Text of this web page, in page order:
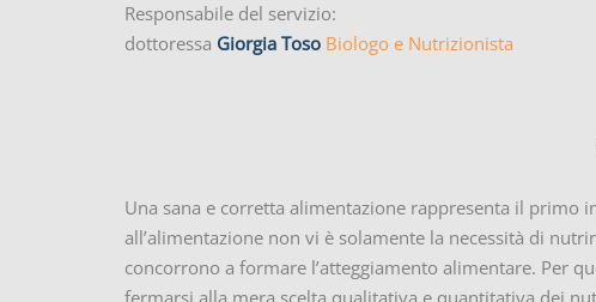
Responsabile del servizio:
dottoressa Giorgia Toso Biologo e Nutrizionista
Una sana e corretta alimentazione rappresenta il primo
all’alimentazione non vi è solamente la necessità di
concorrono a formare l’atteggiamento alimentare. Per
fermarsi alla mera scelta qualitativa e quantitativa dei